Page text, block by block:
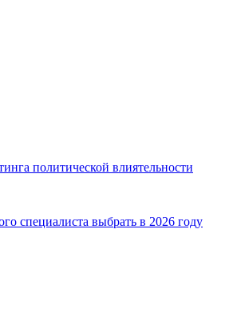
политической влиятельности
специалиста выбрать в 2026 году